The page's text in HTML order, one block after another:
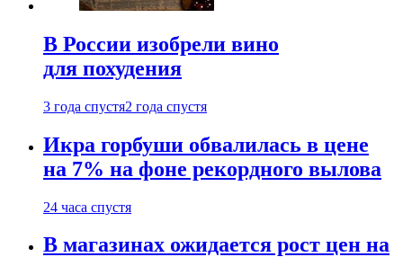
В России изобрели вино
для похудения
3 года спустя2 года спустя
Икра горбуши обвалилась в цене
на 7% на фоне рекордного вылова
24 часа спустя
В магазинах ожидается рост цен на